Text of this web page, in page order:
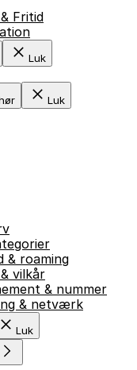
Fritid
Luk
Luk
& roaming
vilkår
& nummer
& netværk
Luk